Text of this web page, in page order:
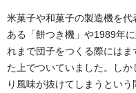
米菓子や和菓子の製造機を
ある「餅つき機」や1989年
れまで団子をつくる際には
た上でついていました。し
り風味が抜けてしまうとい